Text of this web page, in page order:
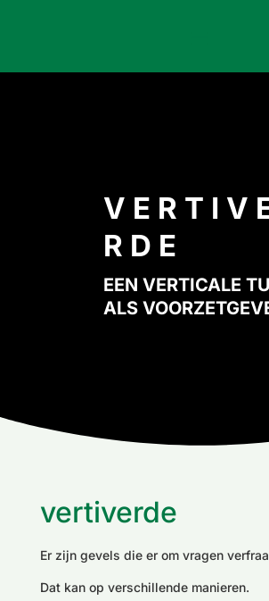
RDE
EEN VERTICALE
ALS
vertiverde
Er zijn gevels die er om vragen
Dat kan op verschillende manieren.